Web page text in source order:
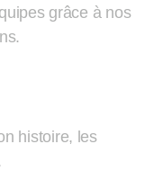
grâce à nos
histoire, les